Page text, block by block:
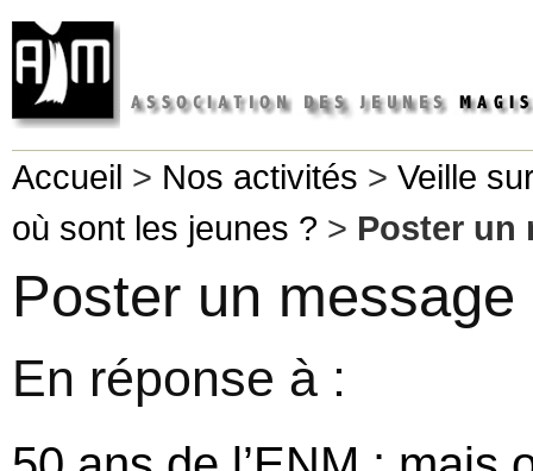
Accueil > Nos activités > Veille
où sont les jeunes ? > Poster un
Poster un message
En réponse à :